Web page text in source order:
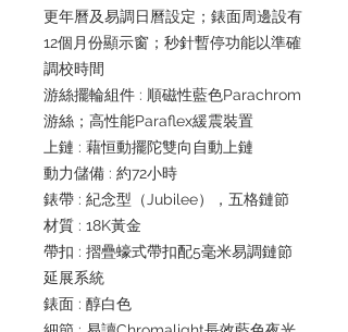
更年曆及易調日曆設定；錶面周邊設有
12個月份顯示窗；秒針暫停功能以準確
調校時間
游絲擺輪組件 : 順磁性藍色Parachrom
游絲；高性能Paraflex緩震裝置
上鏈 : 藉恒動擺陀雙向自動上鏈
動力儲備 : 約72小時
錶帶 : 紀念型（Jubilee），五格鏈節
材質 : 18K黃金
帶扣 : 摺疊蠔式帶扣配5毫米易調鏈節
延展系統
錶面 : 醇白色